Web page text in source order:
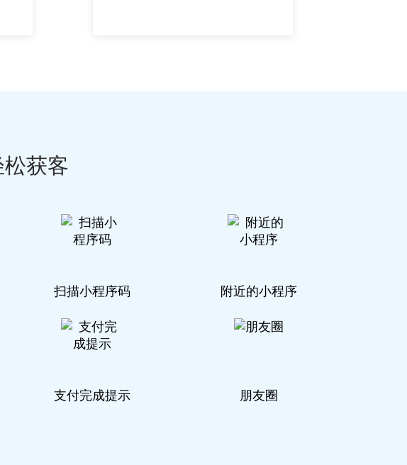
获客
扫描小程序码 附近的小程序
支付完成提示 朋友圈